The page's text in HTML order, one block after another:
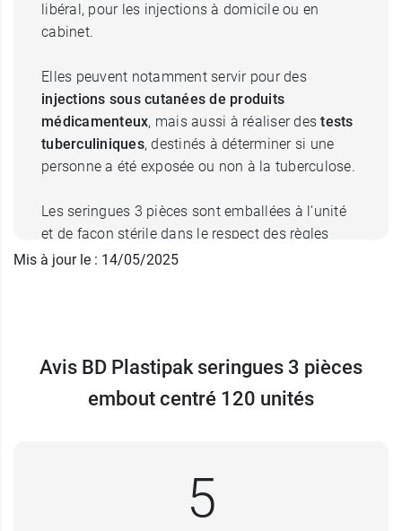
libéral, pour les injections à domicile ou en
cabinet.
Elles peuvent notamment servir pour des
injections sous cutanées de produits
médicamenteux, mais aussi à réaliser destests
tuberculiniques, destinés à déterminer si une
personne a été exposée ou non à la tuberculose.
Les seringues 3 pièces sont emballées à l’unité
et de façon stérile dans le respect des règles
d’hygiène propre à une injection. Elles sont
Les seringues se composent d'un corps, d'un
dispositifs pour les soins liés à une injection
(aiguilles, cathéters, stylo d’insuline, collecteur
Mis à jour le : 14/05/2025
Avis BD Plastipak seringues 3 pièces
embout centré 120 unités
5